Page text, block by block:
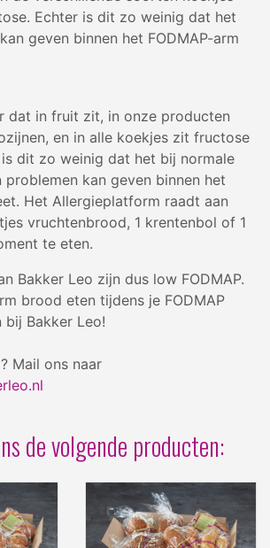
Echter is dit zo weinig dat het
geven binnen het FODMAP-arm
dat in fruit zit, in onze producten
en in alle koekjes zit fructose
dit zo weinig dat het bij normale
kan geven binnen het
Het Allergieplatform raadt aan
vruchtenbrood, 1 krentenbol of 1
te eten.
Bakker Leo zijn dus low FODMAP.
brood eten tijdens je FODMAP
bij Bakker Leo!
Mail ons naar
de volgende producten: